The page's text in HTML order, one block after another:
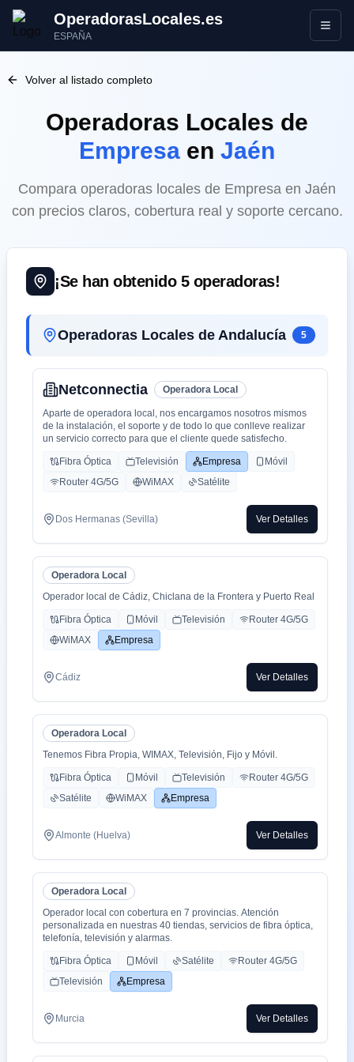
OperadorasLocales.es
ESPAÑA Abrir
Volver al listado completo
Operadoras Locales de
Empresa en Jaén
Compara operadoras locales de Empresa en Jaén
con precios claros, cobertura real y soporte cercano.
¡Se han obtenido 5operadoras!
Operadoras Locales de Andalucía 5
Netconnectia Operadora Local
Aparte de operadora local, nos encargamos nosotros mismos
de la instalación, el soporte y de todo lo que conlleve realizar
un servicio correcto para que el cliente quede satisfecho.
Fibra Óptica Televisión Empresa
Móvil
Router 4G/5G
WiMAX Satélite
Dos Hermanas (Sevilla) Ver Detalles
Operadora Local
Operador local de Cádiz, Chiclana de la Frontera y Puerto Real
Fibra Óptica Móvil Televisión
Router 4G/5G
WiMAX
Empresa
Cádiz Ver Detalles
Operadora Local
Tenemos Fibra Propia, WIMAX, Televisión, Fijo y Móvil.
Fibra Óptica Móvil Televisión
Router 4G/5G
Satélite
WiMAX Empresa
Almonte (Huelva) Ver Detalles
Operadora Local
Operador local con cobertura en 7 provincias. Atención
personalizada en nuestras 40 tiendas, servicios de fibra óptica,
telefonía, televisión y alarmas.
Fibra Óptica Móvil Satélite
Router 4G/5G
Televisión
Empresa
Murcia Ver Detalles